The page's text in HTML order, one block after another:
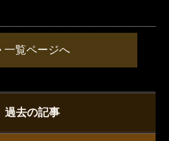
一覧ページへ
過去の記事